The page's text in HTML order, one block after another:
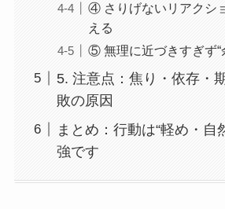
④ さりげないリアクシ
える
⑤ 無理に近づきすぎず“
5. 注意点：焦り・依存・
敗の原因
まとめ：行動は“軽め・自
強です